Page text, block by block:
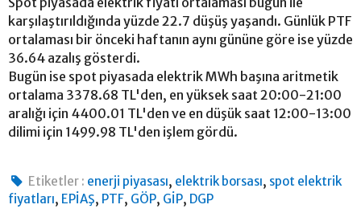
karşılaştırıldığında yüzde 22.7 düşüş yaşandı. Günlük PTF
ortalaması bir önceki haftanın aynı gününe göre ise yüzde
36.64 azalış gösterdi.
Bugün ise spot piyasada elektrik MWh başına aritmetik
ortalama 3378.68 TL'den, en yüksek saat 20:00-21:00
aralığı için 4400.01 TL'den ve en düşük saat 12:00-13:00
dilimi için 1499.98 TL'den işlem gördü.
Etiketler : enerji piyasası, elektrik borsası, spot elektrik
fiyatları, EPİAŞ, PTF, GÖP, GİP, DGP